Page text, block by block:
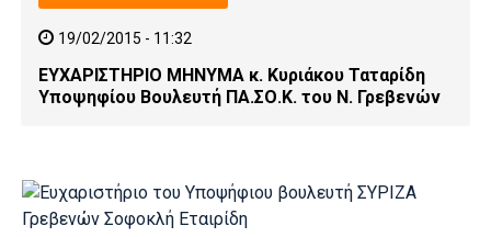
19/02/2015 - 11:32
ΕΥΧΑΡΙΣΤΗΡΙΟ ΜΗΝΥΜΑ κ. Κυριάκου Ταταρίδη
Υποψηφίου Βουλευτή ΠΑ.ΣΟ.Κ. του Ν. Γρεβενών